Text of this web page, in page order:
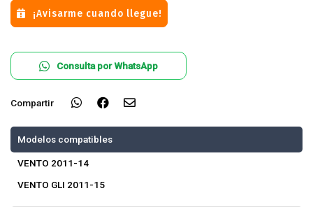
¡Avisarme cuando llegue!
Consulta por WhatsApp
Compartir
Modelos compatibles
VENTO 2011-14
VENTO GLI 2011-15